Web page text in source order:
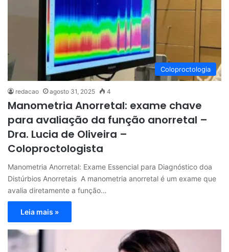
Coloproctologia
redacao agosto 31, 2025 4
Manometria Anorretal: exame chave
para avaliação da função anorretal –
Dra. Lucia de Oliveira –
Coloproctologista
Manometria Anorretal: Exame Essencial para Diagnóstico doa
Distúrbios Anorretais A manometria anorretal é um exame que
avalia diretamente a função…
Leia mais »